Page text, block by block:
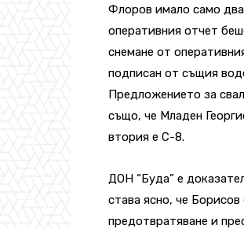
Флоров имало само
оперативния отчет
снемане от
подписан от същия
Предложението за
също, че Младен
втория е C-8.
ДОН “Буда” е
става ясно, че
предотвратяване и